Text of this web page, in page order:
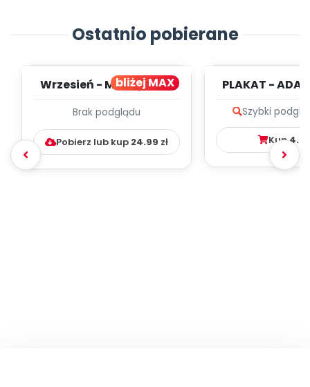
Ostatnio pobierane
bliżej MAX
Wrzesień - MIESIĘCZNY
WYCHOWAWCZO –
DYDAKTYC...
Brak podglądu
Pobierz lub kup 24.99 zł
PLAKAT -
Szybki
Kup